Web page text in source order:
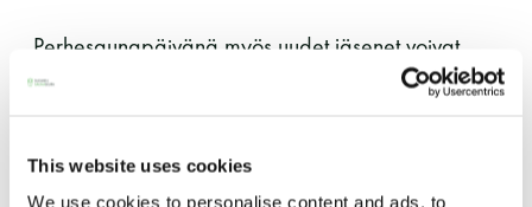
This website uses cookies
We use cookies to personalise content and ads, to
Kahvio/kassa 050 372 4167
Perhesaunapäivänä myös uudet jäsenet voivat
ottaa perheenjäsenensä mukaansa.
perheenjäsenensä. Suuren suosion vuoksi